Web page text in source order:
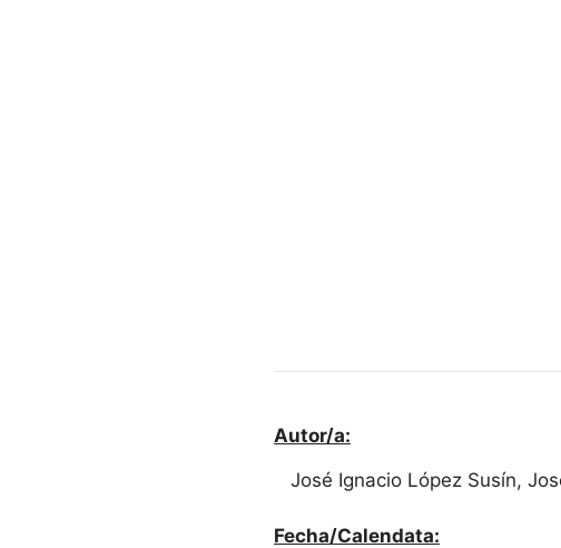
Autor/a:
José Ignacio López Susín,
Fecha/Calendata: